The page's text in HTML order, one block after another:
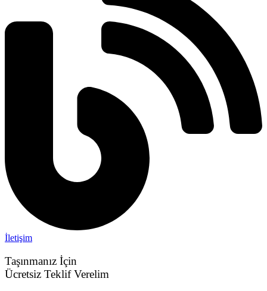
İletişim
Taşınmanız İçin
Ücretsiz Teklif Verelim